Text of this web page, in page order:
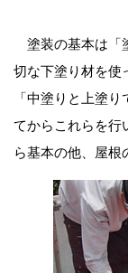
塗装の基本は「
切な下塗り材を使
「中塗りと上塗
てからこれらを行
ら基本の他、屋根